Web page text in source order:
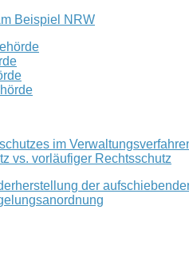
Beispiel NRW
im
vs. vorläufiger Rechtsschutz
der